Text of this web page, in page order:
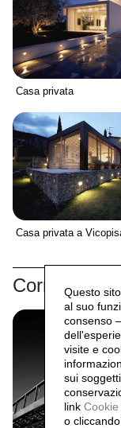
Casa privata
Casa privata a
CorrelatiQuesto
al suo
consenso
visite e
sui
link Cookie
o